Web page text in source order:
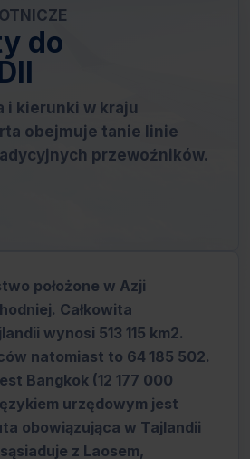
do
i kierunki w kraju
obejmuje tanie linie
przewoźników.
położone w Azji
Całkowita
wynosi 513 115 km2.
natomiast to 64 185 502.
Bangkok (12 177 000
urzędowym jest
obowiązująca w Tajlandii
z Laosem,